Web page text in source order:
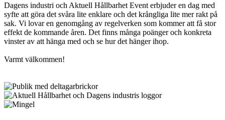
Dagens industri och Aktuell Hållbarhet Event erbjuder en dag med
syfte att göra det svåra lite enklare och det krångliga lite mer rakt på
sak. Vi lovar en genomgång av regelverken som kommer att få stor
effekt de kommande åren. Det finns många poänger och konkreta
vinster av att hänga med och se hur det hänger ihop.
Varmt välkommen!